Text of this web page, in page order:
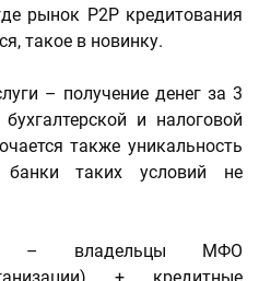
рынок P2P кредитования
такое в новинку.
– получение денег за 3
и налоговой
также уникальность
таких условий не
– владельцы МФО